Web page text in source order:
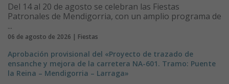
Del 14 al 20 de agosto se celebran las Fiestas
Patronales de Mendigorria, con un amplio programa de
...
06 de agosto de 2026 | Fiestas
Aprobación provisional del «Proyecto de trazado de
ensanche y mejora de la carretera NA-601. Tramo: Puente
la Reina – Mendigorria – Larraga»